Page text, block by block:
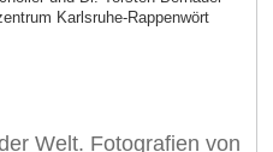
Karlsruhe-Rappenwört
Welt. Fotografien von